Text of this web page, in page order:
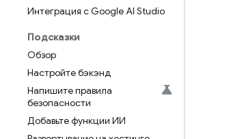
Интеграция с Google AI Studio
Подсказки
Обзор
Настройте бэкэнд
Напишите правила
безопасности
Добавьте функции ИИ